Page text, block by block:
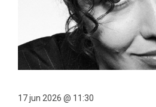
17 jun 2026 @ 11:30